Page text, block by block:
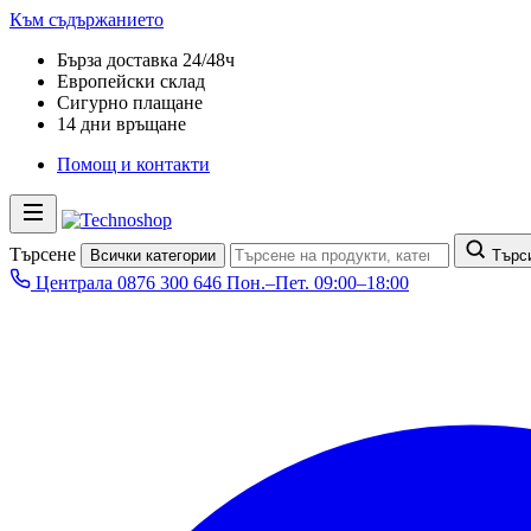
Към съдържанието
Бърза доставка 24/48ч
Европейски склад
Сигурно плащане
14 дни връщане
Помощ и контакти
Търсене Всички категории
Централа 0876 300 646 Пон.–Пет. 09:00–18:00